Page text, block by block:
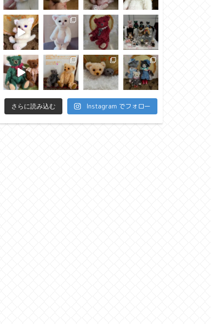
さらに読み込む Instagram でフォロー